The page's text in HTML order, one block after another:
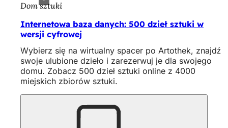
Dom sztuki
Internetowa baza danych: 500 dzieł sztuki w
wersji cyfrowej
Wybierz się na wirtualny spacer po Artothek, znajdź
swoje ulubione dzieło i zarezerwuj je dla swojego
domu. Zobacz 500 dzieł sztuki online z 4000
miejskich zbiorów sztuki.